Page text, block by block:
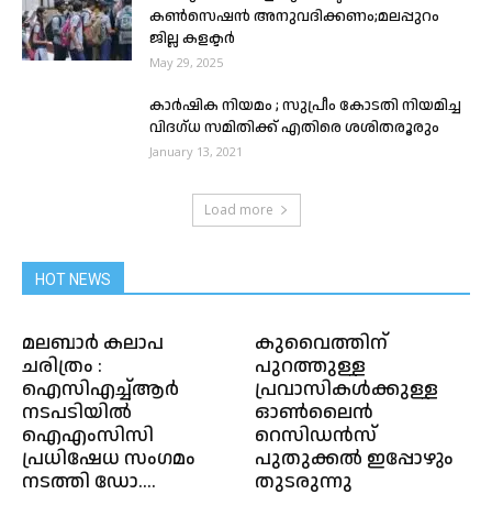
കൺസെഷൻ അനുവദിക്കണം;മലപ്പുറം
ജില്ല കളക്ടർ
May 29, 2025
കാർഷിക നിയമം ; സുപ്രീം കോടതി നിയമിച്ച
വിദഗ്ധ സമിതിക്ക് എതിരെ ശശിതരൂരും
January 13, 2021
Load more
HOT NEWS
മലബാർ കലാപ
ചരിത്രം :
ഐസിഎച്ച്ആർ
നടപടിയിൽ
ഐഎംസിസി
പ്രധിഷേധ സംഗമം
നടത്തി ഡോ....
കുവൈത്തിന്
പുറത്തുള്ള
പ്രവാസികൾക്കുള്ള
ഓൺലൈൻ
റെസിഡൻസ്
പുതുക്കൽ ഇപ്പോഴും
തുടരുന്നു